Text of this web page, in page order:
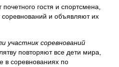
гостя и спортсмена,
соревнований и объявляют их
участник соревнований
повторяют все дети мира,
в соревнованиях по